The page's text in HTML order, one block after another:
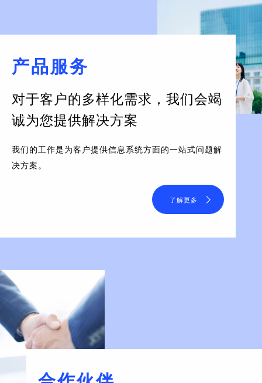
产品服务
对于客户的多样化需求， 我们会竭
诚为您提供解决方案
我们的工作是为客户提供信息系统方面的一站式问题解
决方案。
了解更多